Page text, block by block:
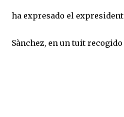
ha expresado el
Sànchez, en un tuit